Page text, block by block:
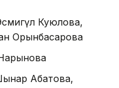
Куюлова,
Орынбасарова
Абатова,